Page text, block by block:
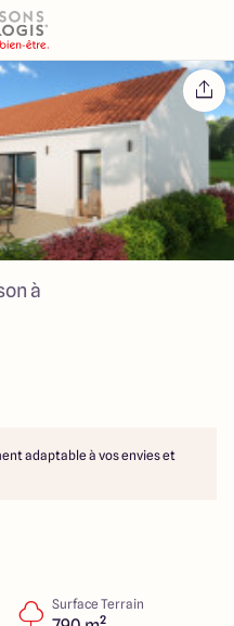
4.7
à
adaptable à vos envies et
Surface Terrain